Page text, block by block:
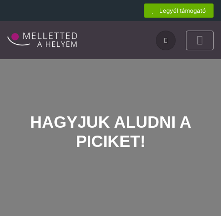
Legyél támogató
HAGYJUK ALUDNI A
PICIKET!